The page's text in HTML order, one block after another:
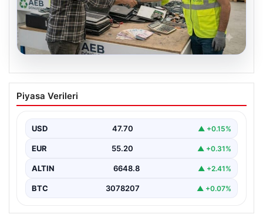
08.08.2026
Profesyonel IT Dönüşümü ve Çevre
Kazanım
işletmeler donanım parklarını düzenli zamanda
güncellemektedir. Söz konusu yenileme süreçlerinde…
Piyasa Verileri
USD 47.70 ▲ +0.15%
EUR 55.20 ▲ +0.31%
ALTIN 6648.8 ▲ +2.41%
BTC 3078207 ▲ +0.07%